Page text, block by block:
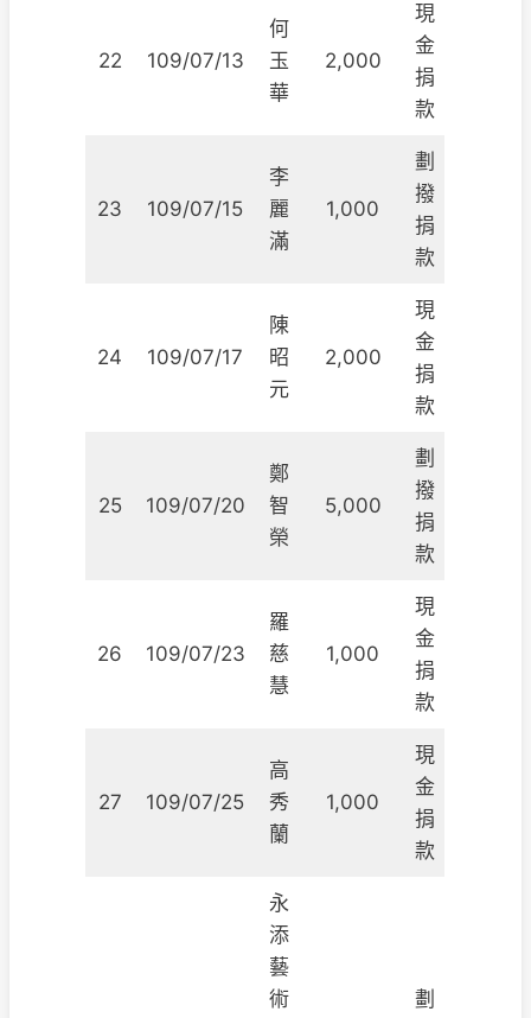
22 109/07/13
何
玉
華
2,000
現
金
捐
款
23 109/07/15
李
麗
滿
1,000
劃
撥
捐
款
24 109/07/17
陳
昭
元
2,000
現
金
捐
款
25 109/07/20
鄭
智
榮
5,000
劃
撥
捐
款
26 109/07/23
羅
慈
慧
1,000
現
金
捐
款
27 109/07/25
高
秀
蘭
1,000
現
金
捐
款
永
添
藝
術
劃